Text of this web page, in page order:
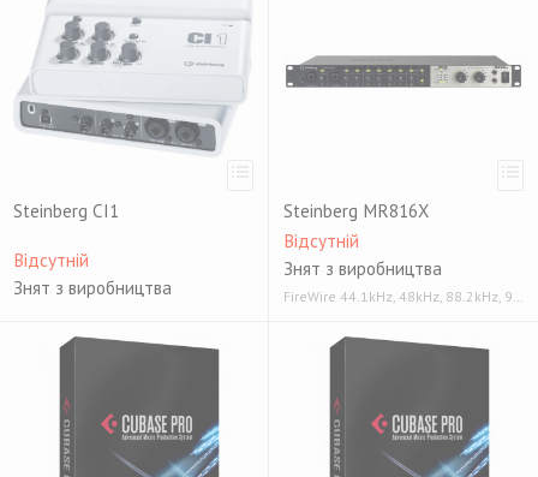
Steinberg CI1
Відсутній
Знят з виробництва
Steinberg MR816X
Відсутній
Знят з виробництва
FireWire 44.1kHz, 48kHz, 88.2kHz, 96kHz